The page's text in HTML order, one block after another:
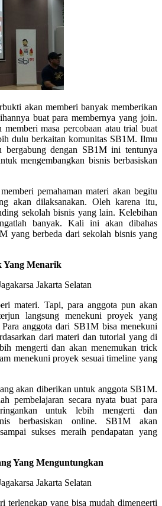
akan memberi banyak memberikan
buat para membernya yang join.
masa percobaan atau trial buat
dulu berkaitan komunitas SB1M. Ilmu
bergabung dengan SB1M ini tentunya
mengembangkan bisnis berbasiskan
pemahaman materi akan begitu
akan dilaksanakan. Oleh karena itu,
sekolah bisnis yang lain. Kelebihan
banyak. Kali ini akan dibahas
yang berbeda dari sekolah bisnis yang
Yang Menarik
materi. Tapi, para anggota pun akan
langsung menekuni proyek yang
anggota dari SB1M bisa menekuni
dari materi dan tutorial yang di
mengerti dan akan menemukan trick
menekuni proyek sesuai timeline yang
akan diberikan untuk anggota SB1M.
pembelajaran secara nyata buat para
untuk lebih mengerti dan
berbasiskan online. SB1M akan
sukses meraih pendapatan yang
Yang Menguntungkan
terlengkap yang bisa mudah dimengerti